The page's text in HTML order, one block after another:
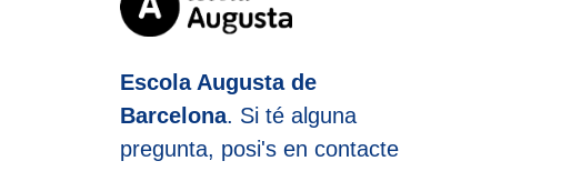
Escola Augusta de
Barcelona. Si té alguna
pregunta, posi's en contacte